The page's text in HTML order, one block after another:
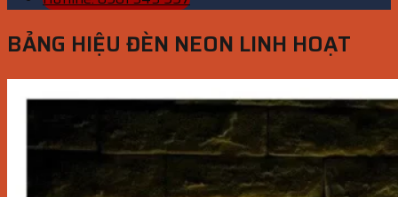
BẢNG HIỆU ĐÈN NEON LINH HOẠT